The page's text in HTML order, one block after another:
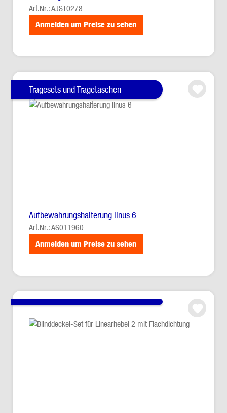
Art.Nr.: AJST0278
Anmelden um Preise zu sehen
Tragesets und Tragetaschen
Aufbewahrungshalterung linus 6
Art.Nr.: AS011960
Anmelden um Preise zu sehen